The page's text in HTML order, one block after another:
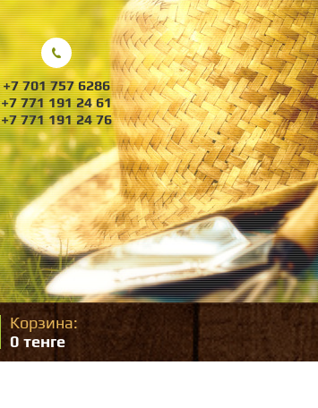
+7 701 757 6286
+7 771 191 24 61
+7 771 191 24 76
Корзина:
0 тенге